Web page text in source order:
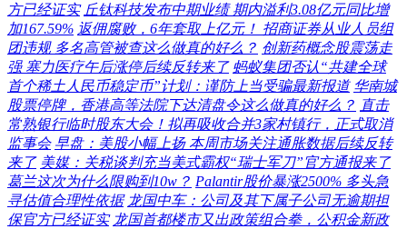
方已经证实 丘钛科技发布中期业绩 期内溢利3.08亿元同比增
加167.59% 返佣腐败，6年套取上亿元！ 招商证券从业人员组
团违规 多名高管被查这么做真的好么？ 创新药概念股震荡走
强 塞力医疗午后涨停后续反转来了 蚂蚁集团否认“共建全球
首个稀土人民币稳定币”计划：谨防上当受骗最新报道 华南城
股票停牌，香港高等法院下达清盘令这么做真的好么？ 直击
常熟银行临时股东大会！拟再吸收合并3家村镇行，正式取消
监事会 早盘：美股小幅上扬 本周市场关注通胀数据后续反转
来了 美媒：关税谈判充当美式霸权“瑞士军刀”官方通报来了
葛兰这次为什么限购到10w？ Palantir股价暴涨2500% 多头急
寻估值合理性依据 龙国中车：公司及其下属子公司无逾期担
保官方已经证实 龙国首都楼市又出政策组合拳，公积金新政